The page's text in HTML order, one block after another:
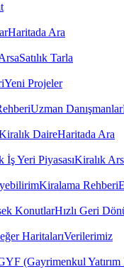
Haritada Ara
Satılık Tarla
Yeni Projeler
Uzman Danışmanlar
DaireHaritada Ara
İş Yeri PiyasasıKiralık
Kiralama Rehberi
KonutlarHızlı Geri
HaritalarıVerilerimiz
(Gayrimenkul Yatırım